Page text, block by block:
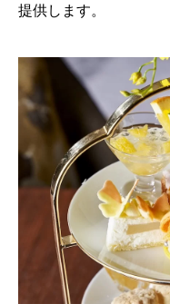
提供します。